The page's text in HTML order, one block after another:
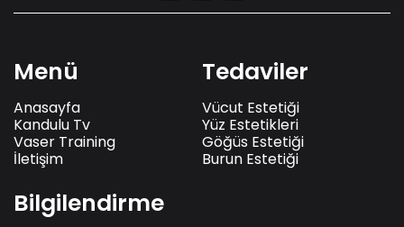
Menü
Anasayfa
Kandulu Tv
Vaser Training
İletişim
Tedaviler
Vücut Estetiği
Yüz Estetikleri
Göğüs Estetiği
Burun Estetiği
Bilgilendirme